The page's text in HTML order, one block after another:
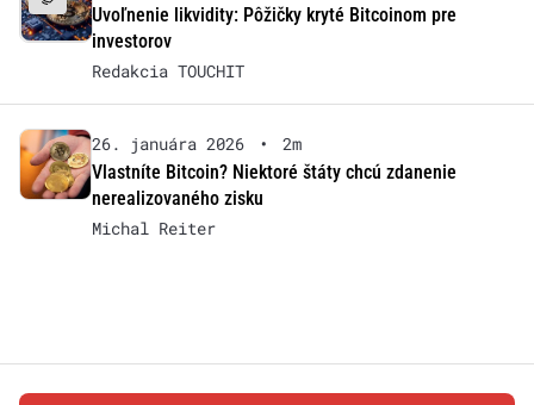
Uvoľnenie likvidity: Pôžičky kryté Bitcoinom pre
investorov
Redakcia TOUCHIT
26. januára 2026 •
2m
Vlastníte Bitcoin? Niektoré štáty chcú zdanenie
nerealizovaného zisku
Michal Reiter